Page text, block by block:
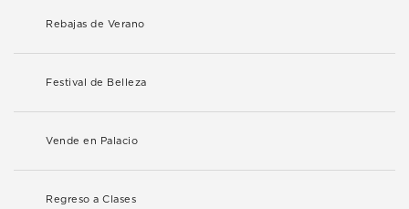
Rebajas de Verano
Festival de Belleza
Vende en Palacio
Regreso a Clases